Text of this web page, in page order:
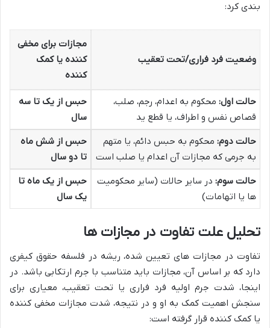
بندی کرد:
وضعیت فرد فراری/تحت تعقیب
مجازات برای مخفی
کننده یا کمک
کننده
حالت اول: محکوم به اعدام، رجم، صلب،
قصاص نفس و اطراف، یا قطع ید
حبس از یک تا سه
سال
حالت دوم: محکوم به حبس دائم، یا متهم
به جرمی که مجازات آن اعدام یا صلب است
حبس از شش ماه
تا دو سال
حالت سوم: در سایر حالات (سایر محکومیت
ها یا اتهامات)
حبس از یک ماه تا
یک سال
تحلیل علت تفاوت در مجازات ها
تفاوت در مجازات های تعیین شده، ریشه در فلسفه حقوق کیفری
دارد که بر اساس آن، مجازات باید متناسب با جرم ارتکابی باشد. در
اینجا، شدت جرم اولیه فرد فراری یا تحت تعقیب، معیاری برای
سنجش اهمیت کمک به او و در نتیجه، شدت مجازات مخفی کننده
یا کمک کننده قرار گرفته است: